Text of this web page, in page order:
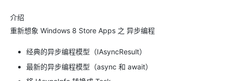
介绍
重新想象 Windows 8 Store Apps 之 异步编程
经典的异步编程模型（IAsyncResult）
最新的异步编程模型（async 和 await）